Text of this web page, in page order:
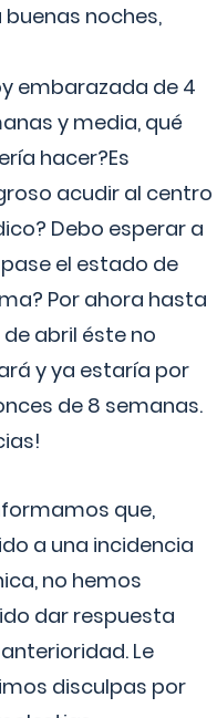
buenas noches,
embarazada de 4
y media, qué
hacer?Es
acudir al centro
Debo esperar a
el estado de
Por ahora hasta
de abril éste no
y ya estaría por
de 8 semanas.
que,
a una incidencia
no hemos
dar respuesta
Le
disculpas por